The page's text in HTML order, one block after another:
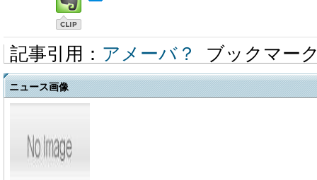
記事引用： アメーバ？ ブックマー
ニュース画像